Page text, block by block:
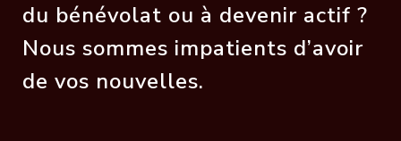
du bénévolat ou à devenir actif ?
Nous sommes impatients d’avoir
de vos nouvelles.